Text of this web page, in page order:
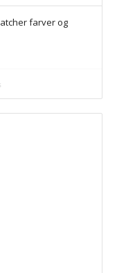
farver og